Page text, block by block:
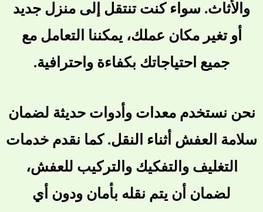
والأثاث. سواء كنت تنتقل إلى منزل جديد
أو تغير مكان عملك، يمكننا التعامل مع
جميع احتياجاتك بكفاءة واحترافية.
نحن نستخدم معدات وأدوات حديثة لضمان
سلامة العفش أثناء النقل. كما نقدم خدمات
التغليف والتفكيك والتركيب للعفش،
لضمان أن يتم نقله بأمان ودون أي